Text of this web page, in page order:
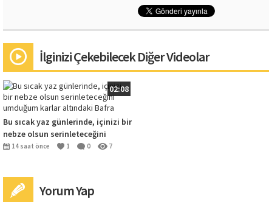
İlginizi Çekebilecek Diğer Videolar
02:08
Bu sıcak yaz günlerinde, içinizi bir
nebze olsun serinleteceğini
umduğum karlar altındaki Bafra
14 saat önce 1 0 7
Yorum Yap